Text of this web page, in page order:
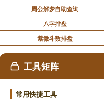
周公解梦自助查询
八字排盘
紫微斗数排盘
工具矩阵
常用快捷工具